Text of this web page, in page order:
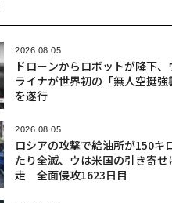
2026.08.05
ドローンからロボットが降下、
ライナが世界初の「無人空挺強
を遂行
2026.08.05
ロシアの攻撃で給油所が150キ
たり全滅、ウは米国の引き寄せ
走 全面侵攻1623日目